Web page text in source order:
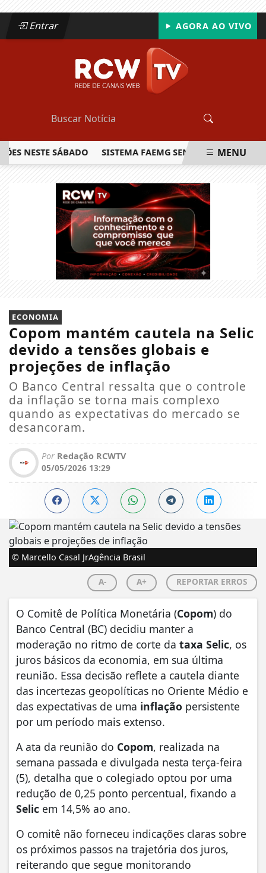
Entrar AGORA AO VIVO
SÁBADO SISTEMA FAEMG SENAR LANÇA OMENU
ECONOMIA
Copom mantém cautela na Selic
devido a tensões globais e
projeções de inflação
O Banco Central ressalta que o controle
da inflação se torna mais complexo
quando as expectativas do mercado se
desancoram.
Por Redação RCWTV
05/05/2026 13:29
© Marcello Casal JrAgência Brasil
A- A+ REPORTAR ERROS
O Comitê de Política Monetária (Copom) do
Banco Central (BC) decidiu manter a
moderação no ritmo de corte da taxa Selic, os
juros básicos da economia, em sua última
reunião. Essa decisão reflete a cautela diante
das incertezas geopolíticas no Oriente Médio e
das expectativas de uma inflação persistente
por um período mais extenso.
A ata da reunião do Copom, realizada na
semana passada e divulgada nesta terça-feira
(5), detalha que o colegiado optou por uma
redução de 0,25 ponto percentual, fixando a
Selic em 14,5% ao ano.
O comitê não forneceu indicações claras sobre
os próximos passos na trajetória dos juros,
reiterando que segue monitorando